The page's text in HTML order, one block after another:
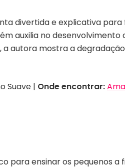
divertida e explicativa
auxilia no
autora mostra a
Suave | Onde encontrar:
para ensinar os pequenos